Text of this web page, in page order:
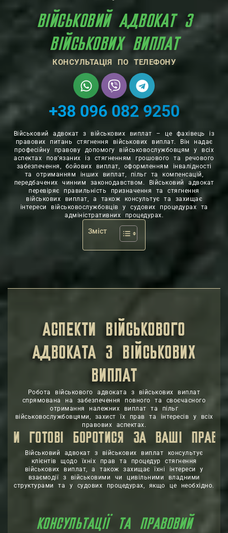
ВІЙСЬКОВИЙ АДВОКАТ З
ВІЙСЬКОВИХ ВИПЛАТ
КОНСУЛЬТАЦІЯ ПО ТЕЛЕФОНУ
+38 096 082 9250
Військовий адвокат з військових виплат – це фахівець із
правових питань стягнення військових виплат. Він надає
професійну правову допомогу військовослужбовцям у всіх
аспектах пов’язаних із стягненням грошового та речового
забезпечення, бойових виплат, оформленням інвалідності
та отриманням інших виплат, пільг та компенсацій,
передбачених чинним законодавством. Військовий адвокат
перевіряє правильність призначення та стягнення
військових виплат, а також консультує та захищає
інтереси військовослужбовців у судових процедурах та
адміністративних процедурах.
Зміст
АСПЕКТИ ВІЙСЬКОВОГО
АДВОКАТА З ВІЙСЬКОВИХ
ВИПЛАТ
Робота військового адвоката з військових виплат
спрямована на забезпечення повного та своєчасного
отримання належних виплат та пільг
військовослужбовцями, захист їх прав та інтересів у всіх
правових аспектах.
БОРОТИСЯ ЗА ВАШІ ПРАВА
Військовий адвокат з військових виплат консультує
клієнтів щодо їхніх прав та процедур стягнення
військових виплат, а також захищає їхні інтереси у
взаємодії з військовими чи цивільними владними
структурами та у судових процедурах, якщо це необхідно.
КОНСУЛЬТАЦІЇ ТА ПРАВОВИЙ